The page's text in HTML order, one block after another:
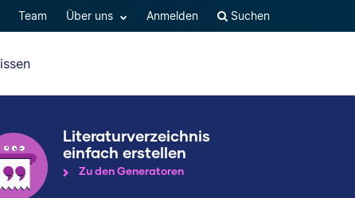
Team Über uns Anmelden Suchen
Literaturverzeichnis
einfach erstellen
Zu den Generatoren